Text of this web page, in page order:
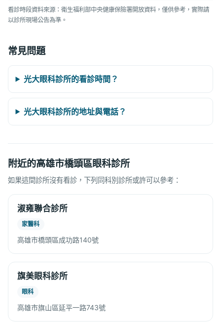
看診時段資料來源：衛生福利部中央健康保險署開放資料，僅供參考，實際請
以診所現場公告為準。
常見問題
光大眼科診所的看診時間？
光大眼科診所的地址與電話？
附近的高雄市橋頭區眼科診所
如果這間診所沒有看診，下列同科別診所或許可以參考：
淑雍聯合診所
家醫科
高雄市橋頭區成功路140號
旗美眼科診所
眼科
高雄市旗山區延平一路743號